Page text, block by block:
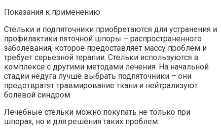
Показания к применению
Стельки и подпяточники приобретаются для устранения и
профилактики пяточной шпоры – распространенного
заболевания, которое предоставляет массу проблем и
требует серьезной терапии. Стельки используются в
комплексе с другими методами лечения. На начальной
стадии недуга лучше выбрать подпяточники – они
предотвратят травмирование ткани и нейтрализуют
болевой синдром.
Лечебные стельки можно покупать не только при
шпорах, но и для решения таких проблем: